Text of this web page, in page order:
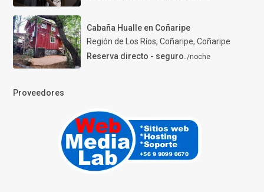
Cabaña Hualle en Coñaripe
Región de Los Ríos, Coñaripe, Coñaripe
Reserva directo - seguro./noche
Proveedores